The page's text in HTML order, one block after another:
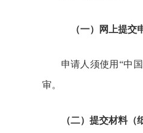
（一）网上
申请人须使用“中
审。
（二）提交材